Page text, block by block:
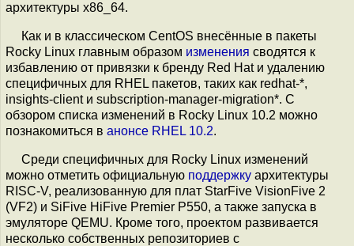
архитектуры x86_64.
Как и в классическом CentOS внесённые в пакеты
Rocky Linux главным образом изменения сводятся к
избавлению от привязки к бренду Red Hat и удалению
специфичных для RHEL пакетов, таких как redhat-*,
insights-client и subscription-manager-migration*. С
обзором списка изменений в Rocky Linux 10.2 можно
познакомиться в анонсе RHEL 10.2.
Среди специфичных для Rocky Linux изменений
можно отметить официальную поддержку архитектуры
RISC-V, реализованную для плат StarFive VisionFive 2
(VF2) и SiFive HiFive Premier P550, а также запуска в
эмуляторе QEMU. Кроме того, проектом развивается
несколько собственных репозиториев с